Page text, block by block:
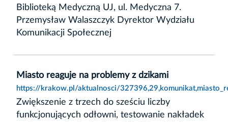
Biblioteką Medyczną UJ, ul. Medyczna 7.
Przemysław Walaszczyk Dyrektor Wydziału
Komunikacji Społecznej
Miasto reaguje na problemy z dzikami
https://krakow.pl/aktualnosci/
Zwiększenie z trzech do sześciu liczby
funkcjonujących odłowni, testowanie nakładek